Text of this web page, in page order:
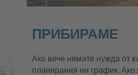
ПРИБИРАМЕ
Ако вече нямате нужда от
планирания ни график. Ако